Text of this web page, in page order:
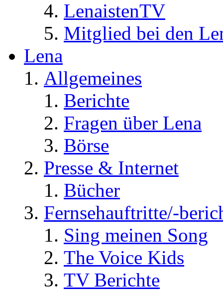
LenaistenTV
Mitglied bei den
Lena
Allgemeines
Berichte
Fragen über Lena
Börse
Presse & Internet
Bücher
Fernsehauftritte/-
Sing meinen Song
The Voice Kids
TV Berichte